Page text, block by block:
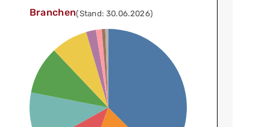
Branchen(Stand: 30.06.2026)